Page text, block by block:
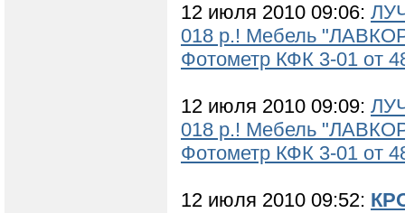
12 июля 2010 09:06:
018 р.! Мебель
Фотометр КФК 3-01 от
12 июля 2010 09:09:
018 р.! Мебель
Фотометр КФК 3-01 от
12 июля 2010 09:52: